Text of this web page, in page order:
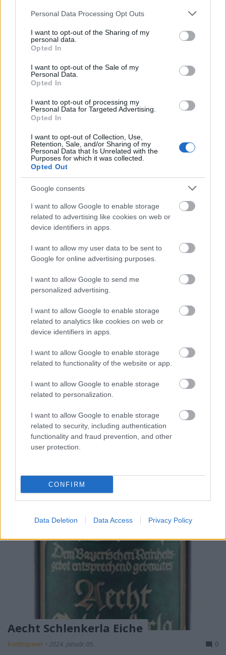
Please note that this website/app uses one or more Google
not limited to your visit or usage behaviour. You may click to
grant or deny consent to Google and its third-party tags to
use your data for below specified purposes in below Google
consent section.
Personal Data Processing Opt Outs
I want to opt-out of the Sharing of my
personal data.
Opted In
I want to opt-out of the Sale of my
Personal Data.
Opted In
I want to opt-out of processing my
Personal Data for Targeted Advertising.
Opted In
I want to opt-out of Collection, Use,
Retention, Sale, and/or Sharing of my
Personal Data that Is Unrelated with the
Purposes for which it was collected.
Opted Out
Google consents
I want to allow Google to enable storage
related to advertising like cookies on web or
device identifiers in apps.
I want to allow my user data to be sent to
Google for online advertising purposes.
I want to allow Google to send me
personalized advertising.
I want to allow Google to enable storage
related to analytics like cookies on web or
device identifiers in apps.
I want to allow Google to enable storage
related to functionality of the website or app.
I want to allow Google to enable storage
related to personalization.
I want to allow Google to enable storage
related to security, including authentication
functionality and fraud prevention, and other
user protection.
CONFIRM
Data Deletion Data Access Privacy Policy
Szent András Majdnem Stout
bottleopener•2024. február 27.
Illat: kifejezetten ropogós zöldségszáras,
pörköltmalátás Hab: krémes, lágy, paplanos Szín:
azért jó nyelvbimbókkal detektálni lehet az alkohol
helyén álló lyukat (vagyok már elég alkesz hozzá),
aminek vizes tavaszi fűíze van, de ezen kívül…
bottleopener 2024. február 20.
Illat: közepes bükkfafüst Hab: nagyon szép, krémes,
cappuccino színű Szín: éjfekete Nem tudom, hogy
hogy sikerült 16-os ballinggal ennyire vizes sört
összehozni. Ha nem lenne füstös, akkor 5 pontot
kapna. Ráadásul ehhez a vékony testhez a 6,5%-os
alkoholtartalom is necces. Régóta időszaki sör a…
Aecht Schlenkerla Eiche
bottleopener • 2024. január 05. 0